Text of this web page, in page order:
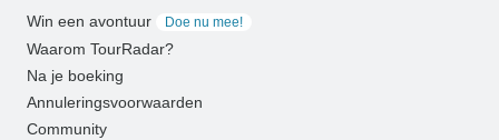
Win een avontuur
Doe nu mee!
Waarom TourRadar?
Na je boeking
Annuleringsvoorwaarden
Community